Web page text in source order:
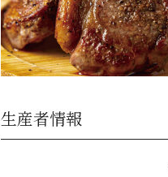
生産者情報